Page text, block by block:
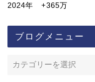
2024年 +365万
ブログメニュー